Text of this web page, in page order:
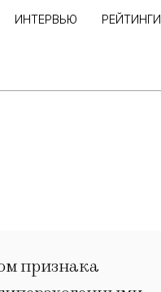
ИНТЕРВЬЮ РЕЙТИНГИ
признака